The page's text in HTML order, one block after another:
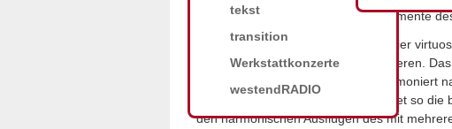
tekst
transition
Werkstattkonzerte
westendRADIO
improvisierten Musik, aber auch Elemente
Spannungsgeladen gelingt es den vier
unverkennbaren Bandsound zu kreieren.
in Hannover lebenden Bassistin harmoniert
Groove des Schlagzeugers und bildet so
den harmonischen Ausflügen des mit